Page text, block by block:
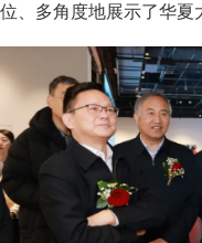
位、多角度地展示了华夏